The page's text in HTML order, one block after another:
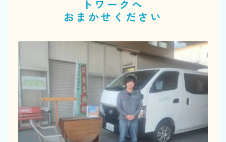
トワークへ
おまかせください